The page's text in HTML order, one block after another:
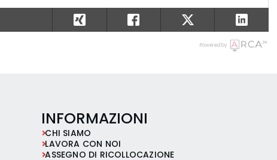
Powered by
INFORMAZIONI
CHI SIAMO
LAVORA CON NOI
ASSEGNO DI RICOLLOCAZIONE